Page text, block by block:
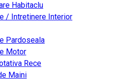
Habitaclu
/ Intretinere Interior
Pardoseala
Motor
Rece
Maini